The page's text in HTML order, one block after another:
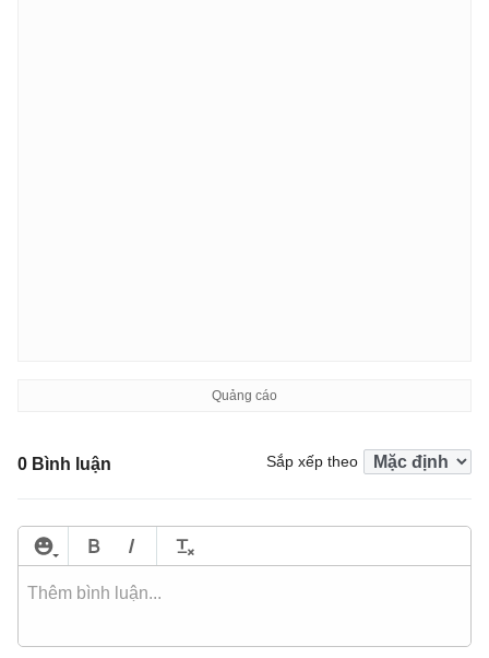
0 Bình luận Sắp xếp theo